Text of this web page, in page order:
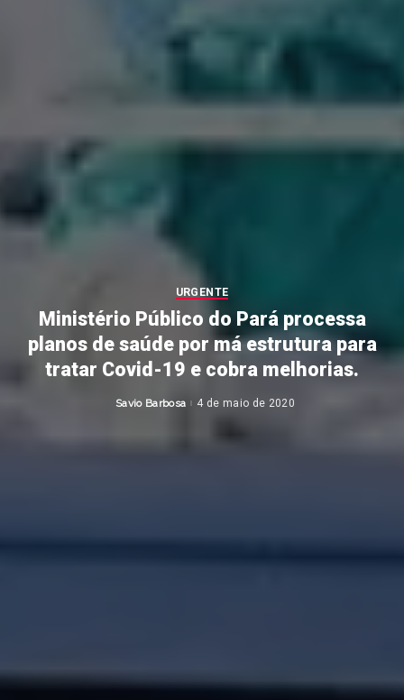
URGENTE
Ministério Público do Pará processa
planos de saúde por má estrutura para
tratar Covid-19 e cobra melhorias.
Posted
Savio Barbosa 4 de maio de 2020